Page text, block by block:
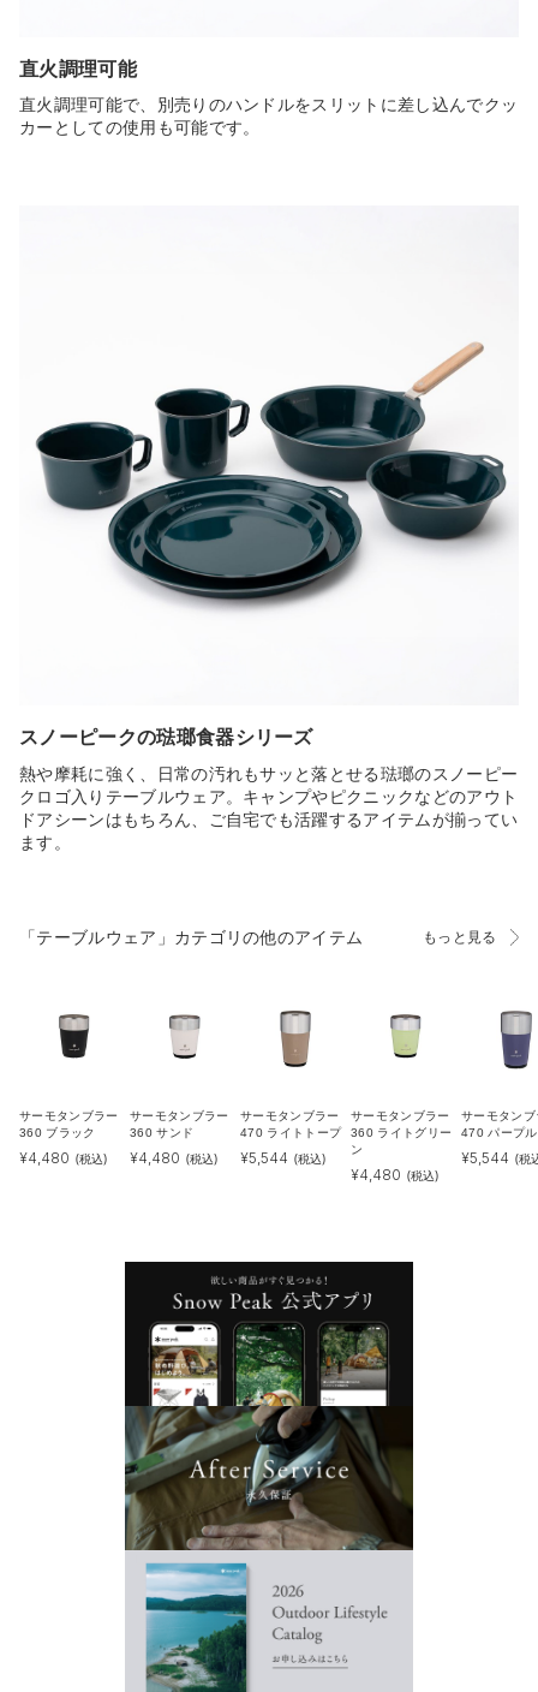
直火調理可能
直火調理可能で、別売りのハンドルをスリットに差し込んでクッ
カーとしての使用も可能です。
スノーピークの琺瑯食器シリーズ
熱や摩耗に強く、日常の汚れもサッと落とせる琺瑯のスノーピー
クロゴ入りテーブルウェア。キャンプやピクニックなどのアウト
ドアシーンはもちろん、ご自宅でも活躍するアイテムが揃ってい
ます。
「テーブルウェア」カテゴリの他のアイテム もっと見る
サーモタンブラー
360 ブラック
¥4,480 (税込)
サーモタンブラー
360 サンド
¥4,480 (税込)
サーモタンブラー
470 ライトトープ
¥5,544 (税込)
サーモタンブラー
360 ライトグリー
ン
¥4,480 (税込)
サーモタンブ
470 パープル
¥5,544 (税